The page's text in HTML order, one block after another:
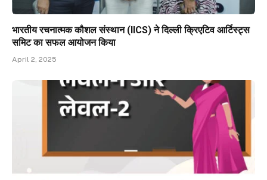
भारतीय रचनात्मक कौशल संस्थान (IICS) ने दिल्ली क्रिएटिव आर्टिस्ट्स
समिट का सफल आयोजन किया
April 2, 2025